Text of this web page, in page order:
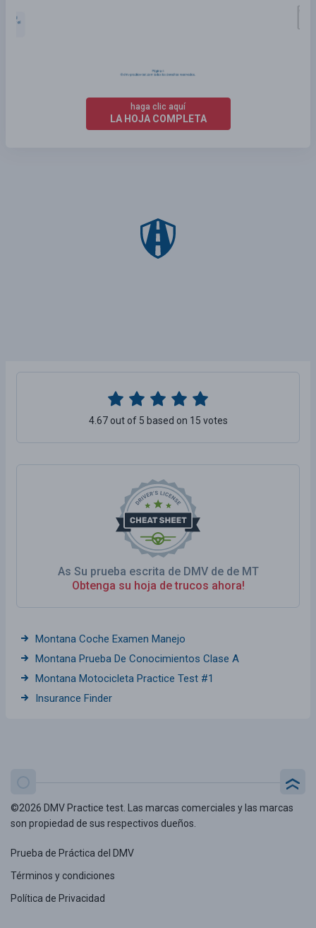
As Su prueba escrita de DMV de de MT
Obtenga su hoja de trucos ahora!
4.67 out of 5 based on 15 votes
Montana Coche Examen Manejo
Montana Prueba De Conocimientos Clase A
Montana Motocicleta Practice Test #1
Insurance Finder
haga clic aquí
LA HOJA COMPLETA
©2026 DMV Practice test. Las marcas comerciales y las marcas
son propiedad de sus respectivos dueños.
Prueba de Práctica del DMV
Términos y condiciones
Política de Privacidad